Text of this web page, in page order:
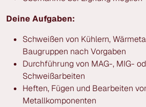
Deine Aufgaben:
Schweißen von Kühlern,
Baugruppen nach Vorgaben
Durchführung von MAG-, MIG-
Schweißarbeiten
Heften, Fügen und Bearbeiten
Metallkomponenten